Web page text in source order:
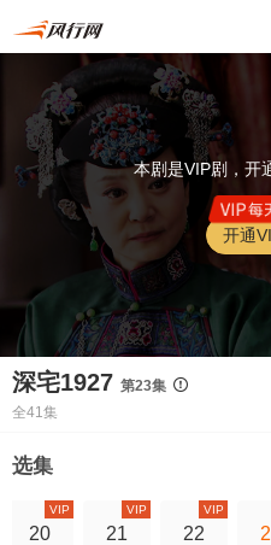
本剧是VIP剧，开
开通
深宅1927 第23集
全41集
选集
20
VIP
21
VIP
22
VIP